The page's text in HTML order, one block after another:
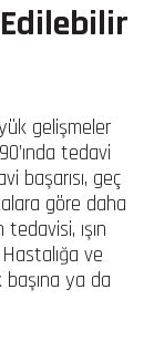
gelişmeler
tedavi
başarısı, geç
göre daha
ışın
ve
ya da